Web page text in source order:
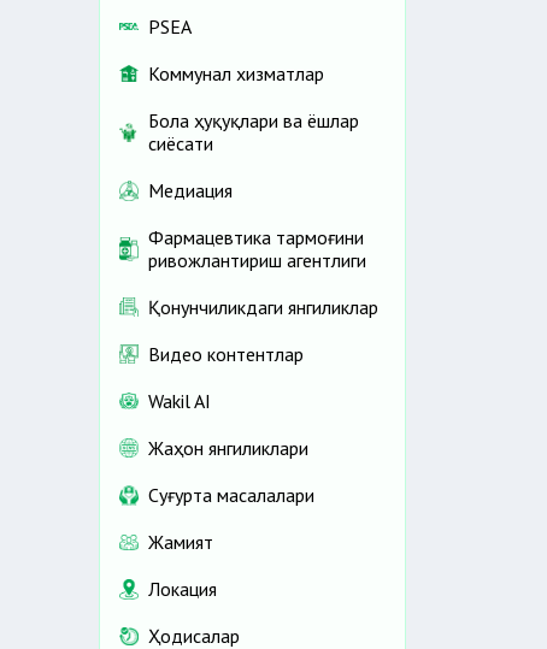
PSEA
Коммунал хизматлар
Бола ҳуқуқлари ва ёшлар
сиёсати
Медиация
Фармацевтика тармоғини
ривожлантириш агентлиги
Қонунчиликдаги янгиликлар
Видео контентлар
Wakil AI
Жаҳон янгиликлари
Cуғурта масалалари
Жамият
Локация
Ҳодисалар